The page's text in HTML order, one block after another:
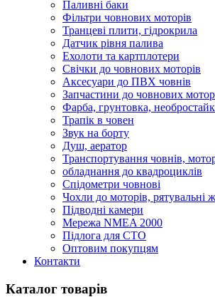
Паливні баки
Фільтри човнових моторів
Транцеві плити, гідрокрила
Датчик рівня палива
Ехолоти та картплотери
Cвічки до човнових моторів
Аксесуари до ПВХ човнів
Запчастини до човнових
Фарба, грунтовка,
Трапік в човен
Звук на борту
Душ, аератор
Транспортування човнів,
обладнання до квадроциклів
Спідометри човнові
Чохли до моторів, рятувальні
Підводні камери
Мережа NMEA 2000
Підлога для СТО
Оптовим покупцям
Контакти
Каталог товарів